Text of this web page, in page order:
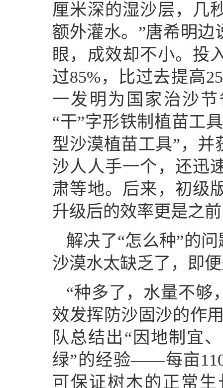
厘米深的湿沙层，几
额外灌水。”唐希明
眼，成效却不小。投
过85%，比过去提高
一发明为国家治沙节
“干”字形铁制植苗工
型沙漠植苗工具”，
沙人人手一个，还迅
肃等地。后来，初级
升级后的效率更是之
解决了“怎么种”的
沙漠水太缺乏了，即
“种多了，水量不够
效发挥防沙固沙的作
队总结出“因地制宜
绿”的经验——每亩
可保证树木的正常